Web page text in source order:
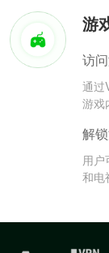
游
访
通过
游戏
解
用户
和电